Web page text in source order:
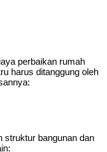
perbaikan rumah
harus ditanggung oleh
struktur bangunan dan